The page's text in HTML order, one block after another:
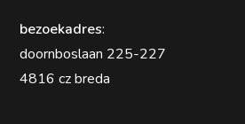
bezoekadres:
doornboslaan 225-227
4816 cz breda